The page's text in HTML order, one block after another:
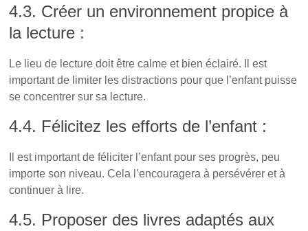
4.3. Créer un environnement propice à
la lecture :
Le lieu de lecture doit être calme et bien éclairé. Il est
important de limiter les distractions pour que l’enfant puisse
se concentrer sur sa lecture.
4.4. Félicitez les efforts de l’enfant :
Il est important de féliciter l’enfant pour ses progrès, peu
importe son niveau. Cela l’encouragera à persévérer et à
continuer à lire.
4.5. Proposer des livres adaptés aux